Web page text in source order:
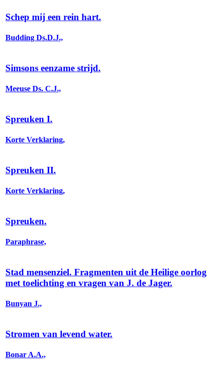
Schep mij een rein hart.
Budding Ds.D.J.,
Simsons eenzame strijd.
Meeuse Ds. C.J.,
Spreuken I.
Korte Verklaring,
Spreuken II.
Korte Verklaring,
Spreuken.
Paraphrase,
Stad mensenziel. Fragmenten uit de Heilige oorlog
met toelichting en vragen van J. de Jager.
Bunyan J.,
Stromen van levend water.
Bonar A.A.,